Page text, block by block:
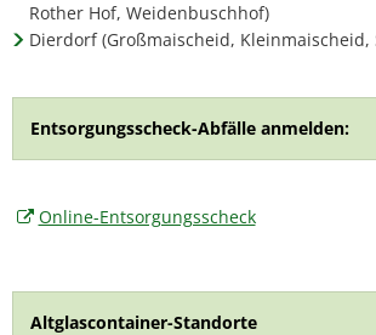
Rother Hof, Weidenbuschhof)
Dierdorf (Großmaischeid, Kleinmaischeid,
Entsorgungsscheck-Abfälle anmelden:
Online-Entsorgungsscheck
Altglascontainer-Standorte